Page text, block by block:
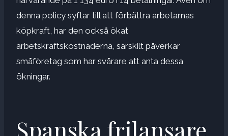
denna policy syftar till att förbättra arbetarnas
köpkraft, har den också ökat
arbetskraftskostnaderna, särskilt påverkar
småföretag som har svårare att anta dessa
ökningar.
Spanska frilansare